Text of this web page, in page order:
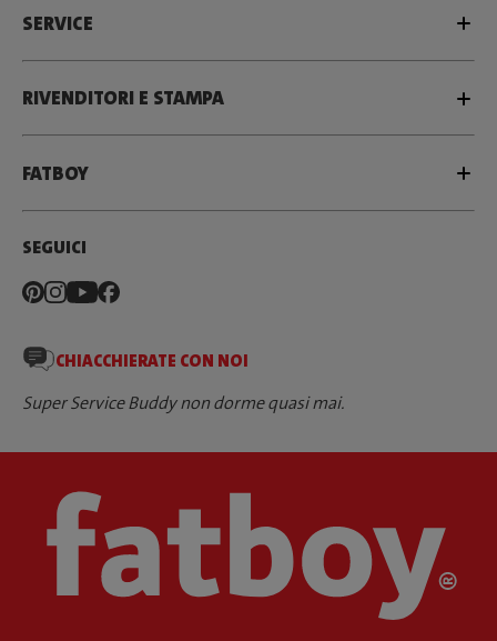
SERVICE
RIVENDITORI E STAMPA
FATBOY
SEGUICI
CHIACCHIERATE CON NOI
Super Service Buddy non dorme quasi mai.